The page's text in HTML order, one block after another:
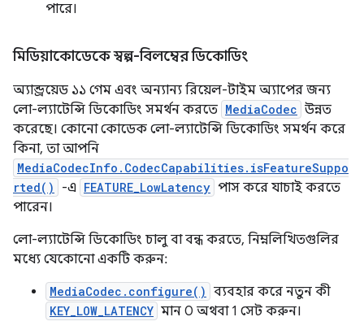
পারে।
মিডিয়াকোডেকে স্বল্প-বিলম্বের ডিকোডিং
অ্যান্ড্রয়েড ১১ গেম এবং অন্যান্য রিয়েল-টাইম অ্যাপের জন্য
লো-ল্যাটেন্সি ডিকোডিং সমর্থন করতে MediaCodec উন্নত
করেছে। কোনো কোডেক লো-ল্যাটেন্সি ডিকোডিং সমর্থন করে
কিনা, তা আপনি
MediaCodecInfo.CodecCapabilities.isFeatureSuppo
rted()
-এ FEATURE_LowLatency পাস করে যাচাই করতে
পারেন।
লো-ল্যাটেন্সি ডিকোডিং চালু বা বন্ধ করতে, নিম্নলিখিতগুলির
মধ্যে যেকোনো একটি করুন:
MediaCodec.configure() ব্যবহার করে নতুন কী
KEY_LOW_LATENCY মান 0 অথবা 1 সেট করুন।